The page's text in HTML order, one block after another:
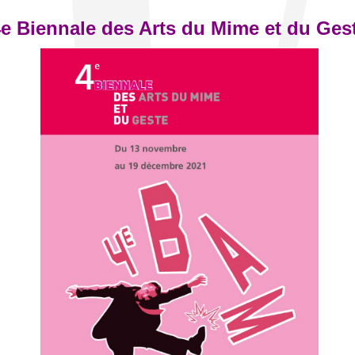
Biennale des Arts du Mime et du